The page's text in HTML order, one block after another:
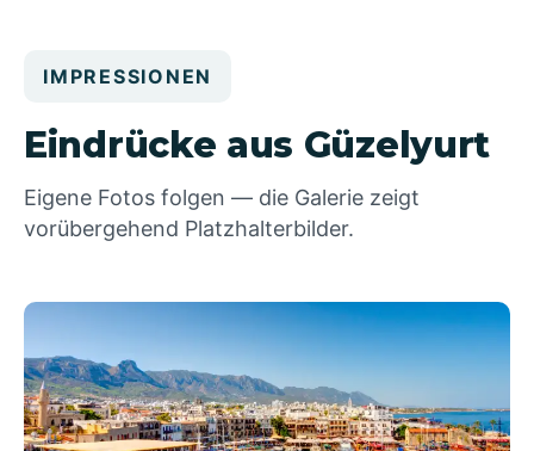
IMPRESSIONEN
Eindrücke aus Güzelyurt
Eigene Fotos folgen — die Galerie zeigt
vorübergehend Platzhalterbilder.